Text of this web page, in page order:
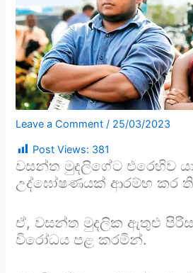
Leave a Comment / 25/03/2023
Post Views: 381
වසන්ත මුදලිගේට එරෙහිව
උද්ඝෝෂණයක් ආරම්භ කර
ඒ, වසන්ත මුදලික ඇතුළු
විරෝධය පළ කරමින්.